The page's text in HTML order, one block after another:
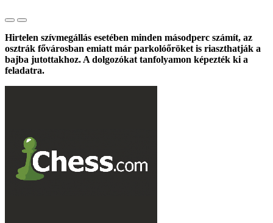
Hirtelen szívmegállás esetében minden másodperc számít, az
osztrák fővárosban emiatt már parkolóőröket is riaszthatják a
bajba jutottakhoz. A dolgozókat tanfolyamon képezték ki a
feladatra.